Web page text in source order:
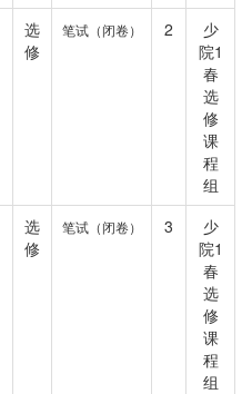
选
修
笔试（闭卷） 2
少
院1
春
选
修
课
程
组
选
修
笔试（闭卷） 3
少
院1
春
选
修
课
程
组